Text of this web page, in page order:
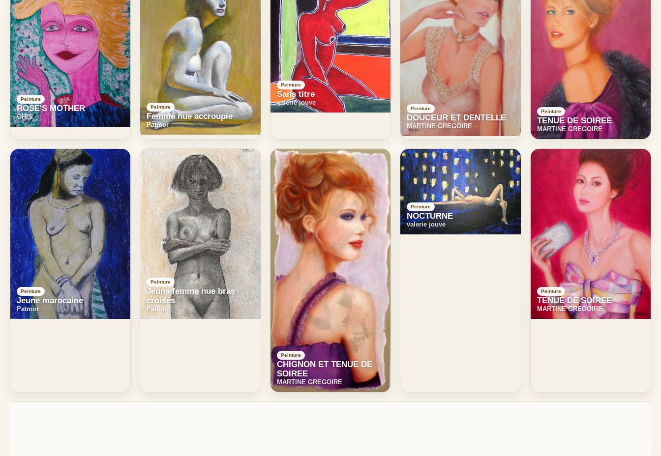
Peinture
ROSE'S MOTHER
GHIS
Peinture
Femme nue accroupie
Patmor
Peinture
Sans titre
valerie jouve
Peinture
DOUCEUR ET DENTELLE
MARTINE GREGOIRE
Peinture
TENUE DE SOIREE
MARTINE GREGOIRE
Peinture
Jeune marocaine
Patmor
Peinture
Jeune femme nue bras
croisés
Patmor
Peinture
CHIGNON ET TENUE DE
SOIREE
MARTINE GREGOIRE
Peinture
NOCTURNE
valerie jouve
Peinture
TENUE DE SOIREE
MARTINE GREGOIRE